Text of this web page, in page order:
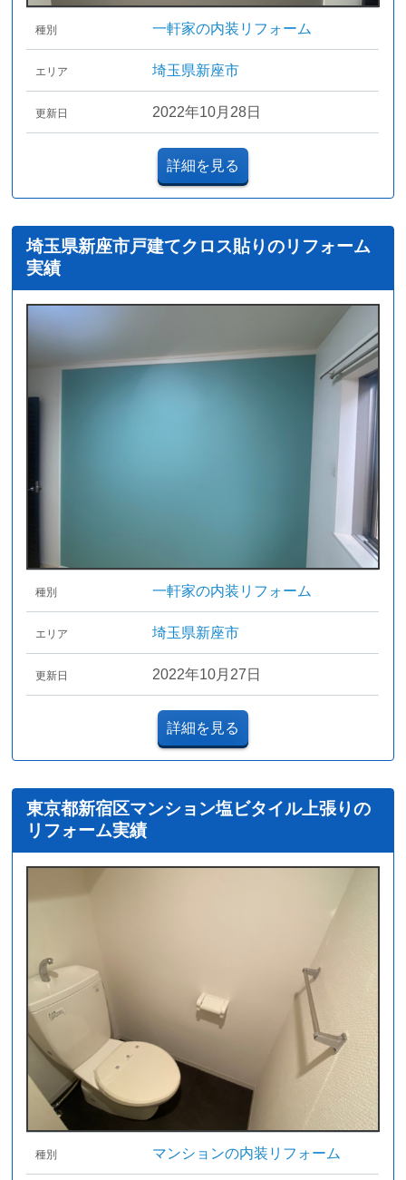
種別 一軒家の内装リフォーム
エリア 埼玉県新座市
更新日 2022年10月28日
詳細を見る
埼玉県新座市戸建てクロス貼りのリフォーム
実績
種別 一軒家の内装リフォーム
エリア 埼玉県新座市
更新日 2022年10月27日
詳細を見る
東京都新宿区マンション塩ビタイル上張りの
リフォーム実績
種別 マンションの内装リフォーム